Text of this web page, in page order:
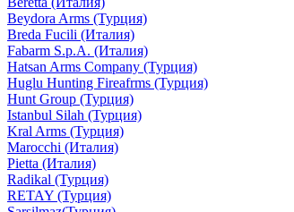
Beydora Arms (Турция)
Breda Fucili (Италия)
Fabarm S.p.A. (Италия)
Hatsan Arms Company (Турция)
Huglu Hunting Fireafrms (Турция)
Hunt Group (Турция)
Istanbul Silah (Турция)
Kral Arms (Турция)
Marocchi (Италия)
Pietta (Италия)
Radikal (Турция)
RETAY (Турция)